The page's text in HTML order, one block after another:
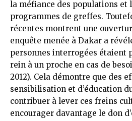
la méfiance des populations et
programmes de greffes.
récentes montrent une
enquête menée à Dakar a
personnes interrogées étaient
rein à un proche en cas de
2012). Cela démontre que des
sensibilisation et d’éducation
contribuer à lever ces freins
encourager davantage le don